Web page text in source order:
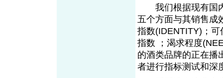
我们根据现有国内
五个方面与其销售成
指数(IDENTITY)；
指数 ；渴求程度
的酒类品牌的正在播
者进行指标测试和深